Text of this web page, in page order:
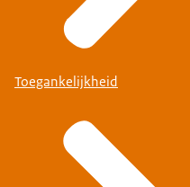
Toegankelijkheid